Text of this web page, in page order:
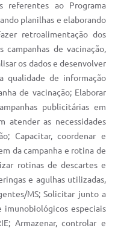
referentes ao Programa
planilhas e elaborando
retroalimentação dos
campanhas de vacinação,
os dados e desenvolver
qualidade de informação
de vacinação; Elaborar
publicitárias em
atender as necessidades
Capacitar, coordenar e
da campanha e rotina de
rotinas de descartes e
e agulhas utilizadas,
MS; Solicitar junto a
imunobiológicos especiais
Armazenar, controlar e